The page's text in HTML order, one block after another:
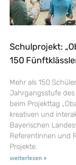
Schulprojekt:
150
Mehr als 150
Jahrgangsstufe des
beim Projekttag
kreativen und
Bayerischen
Referentinnen und
Projekte.
weiterlesen »